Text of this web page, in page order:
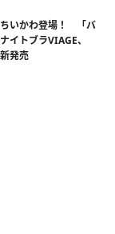
ちいかわ登場！ 「バ
イトブラVIAGE、
発売